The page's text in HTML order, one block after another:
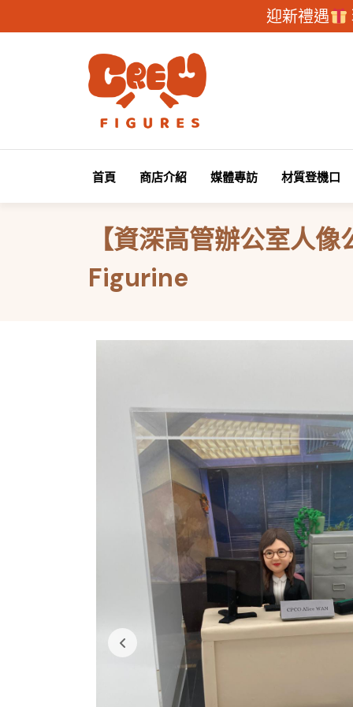
迎新禮遇
首頁 商店介紹 媒體專訪 材質登機口
【資深高管辦公室人
Figurine